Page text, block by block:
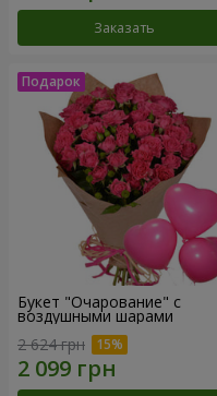
Заказать
Букет "Очарование" с
воздушными шарами
2 624 грн